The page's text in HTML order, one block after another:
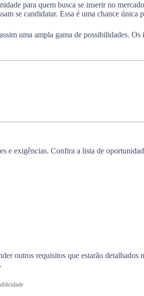
para quem busca se inserir no
se candidatar. Essa é uma chance
uma ampla gama de possibilidades. Os
e exigências. Confira a lista de
outros requisitos que estarão